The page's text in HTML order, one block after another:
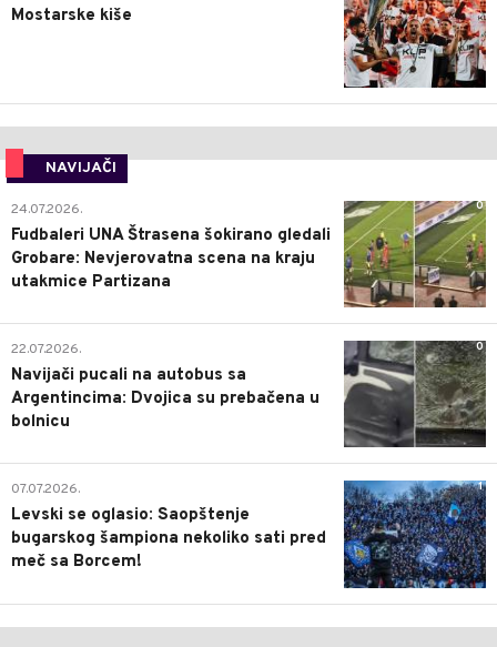
Mostarske kiše
NAVIJAČI
0
24.07.2026.
Fudbaleri UNA Štrasena šokirano gledali
Grobare: Nevjerovatna scena na kraju
utakmice Partizana
0
22.07.2026.
Navijači pucali na autobus sa
Argentincima: Dvojica su prebačena u
bolnicu
1
07.07.2026.
Levski se oglasio: Saopštenje
bugarskog šampiona nekoliko sati pred
meč sa Borcem!